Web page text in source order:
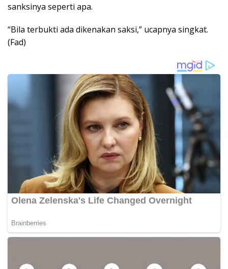
sanksinya seperti apa.
“Bila terbukti ada dikenakan saksi,” ucapnya singkat.
(Fad)